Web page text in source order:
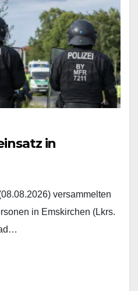
in
versammelten
in Emskirchen (Lkrs.